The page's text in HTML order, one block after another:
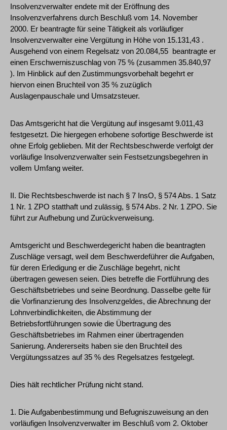
Insolvenzverwalter endete mit der Eröffnung des
Insolvenzverfahrens durch Beschluß vom 14. November
2000. Er beantragte für seine Tätigkeit als vorläufiger
Insolvenzverwalter eine Vergütung in Höhe von 15.131,43 .
Ausgehend von einem Regelsatz von 20.084,55  beantragte er
einen Erschwerniszuschlag von 75 % (zusammen 35.840,97
). Im Hinblick auf den Zustimmungsvorbehalt begehrt er
hiervon einen Bruchteil von 35 % zuzüglich
Auslagenpauschale und Umsatzsteuer.
Das Amtsgericht hat die Vergütung auf insgesamt 9.011,43 
festgesetzt. Die hiergegen erhobene sofortige Beschwerde ist
ohne Erfolg geblieben. Mit der Rechtsbeschwerde verfolgt der
vorläufige Insolvenzverwalter sein Festsetzungsbegehren in
vollem Umfang weiter.
II. Die Rechtsbeschwerde ist nach § 7 InsO, § 574 Abs. 1 Satz
1 Nr. 1 ZPO statthaft und zulässig, § 574 Abs. 2 Nr. 1 ZPO. Sie
führt zur Aufhebung und Zurückverweisung.
Amtsgericht und Beschwerdegericht haben die beantragten
Zuschläge versagt, weil dem Beschwerdeführer die Aufgaben,
für deren Erledigung er die Zuschläge begehrt, nicht
übertragen gewesen seien. Dies betreffe die Fortführung des
Geschäftsbetriebes und seine Beordnung. Dasselbe gelte für
die Vorfinanzierung des Insolvenzgeldes, die Abrechnung der
Lohnverbindlichkeiten, die Abstimmung der
Betriebsfortführungen sowie die Übertragung des
Geschäftsbetriebes im Rahmen einer übertragenden
Sanierung. Andererseits haben sie den Bruchteil des
Vergütungssatzes auf 35 % des Regelsatzes festgelegt.
Dies hält rechtlicher Prüfung nicht stand.
1. Die Aufgabenbestimmung und Befugniszuweisung an den
vorläufigen Insolvenzverwalter im Beschluß vom 2. Oktober